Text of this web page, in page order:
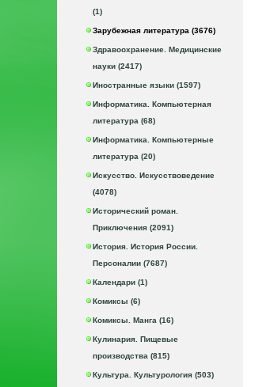
(1)
Зарубежная литература (3676)
Здравоохранение. Медицинские
науки (2417)
Иностранные языки (1597)
Информатика. Компьютерная
литература (68)
Информатика. Компьютерные
литература (20)
Искусство. Искусствоведение
(4078)
Исторический роман.
Приключения (2091)
История. История России.
Персоналии (7687)
Календари (1)
Комиксы (6)
Комиксы. Манга (16)
Кулинария. Пищевые
производства (815)
Культура. Культурология (503)